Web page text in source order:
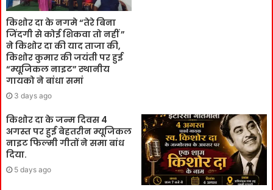
किशोर दा के नगमे “तेरे बिना
जिंदगी से कोई शिकवा तो नहीं ”
ने किशोर दा की याद ताजा की,
किशोर कुमार की जयंती पर हुई
“म्यूजिकल नाइट” स्थानीय
गायको ने बांधा समां
3 days ago
किशोर दा के जन्म दिवस 4
अगस्त पर हुई बेहतरीन म्यूजिकल
नाइट फिल्मी गीतों ने समा बांध
दिया.
5 days ago